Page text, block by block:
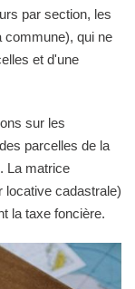
par section, les
commune), qui ne
et d'une
sur les
parcelles de la
La matrice
locative cadastrale)
la taxe foncière.